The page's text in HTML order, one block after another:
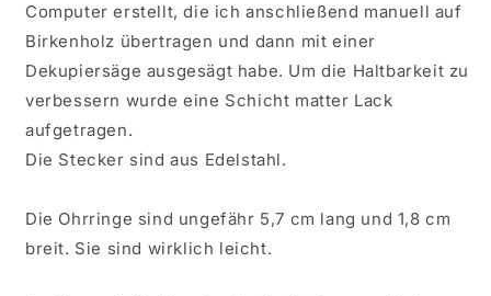
Computer erstellt, die ich anschließend manuell auf
Birkenholz übertragen und dann mit einer
Dekupiersäge ausgesägt habe. Um die Haltbarkeit zu
verbessern wurde eine Schicht matter Lack
aufgetragen.
Die Stecker sind aus Edelstahl.
Die Ohrringe sind ungefähr 5,7 cm lang und 1,8 cm
breit. Sie sind wirklich leicht.